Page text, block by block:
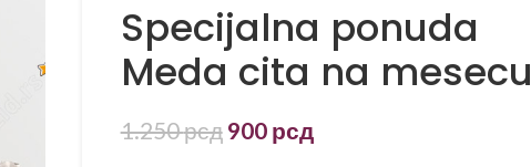
Specijalna ponuda
Meda cita na mesecu
1.250рсд 900 рсд